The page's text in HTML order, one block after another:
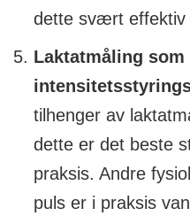
dette svært effektiv
Laktatmåling som
tilhenger av
dette er det beste
praksis. Andre
puls er i praksis